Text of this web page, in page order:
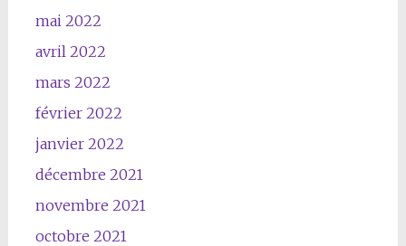
mai 2022
avril 2022
mars 2022
février 2022
janvier 2022
décembre 2021
novembre 2021
octobre 2021